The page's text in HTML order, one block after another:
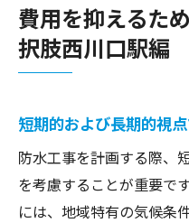
費用を抑えるた
択肢西川口駅編
短期的および長期的視
防水工事を計画する際、
を考慮することが重要で
には、地域特有の気候条